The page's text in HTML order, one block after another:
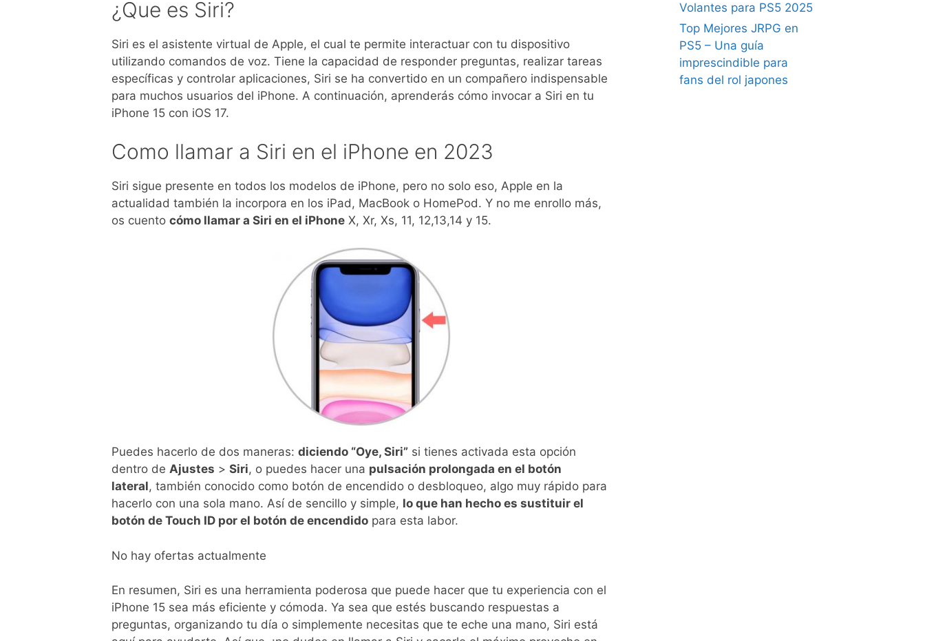
¿Que es Siri?
Siri es el asistente virtual de Apple, el cual te permite interactuar con tu dispositivo
utilizando comandos de voz. Tiene la capacidad de responder preguntas, realizar tareas
específicas y controlar aplicaciones, Siri se ha convertido en un compañero indispensable
para muchos usuarios del iPhone. A continuación, aprenderás cómo invocar a Siri en tu
iPhone 15 con iOS 17.
Como llamar a Siri en el iPhone en 2023
Siri sigue presente en todos los modelos de iPhone, pero no solo eso, Apple en la
actualidad también la incorpora en los iPad, MacBook o HomePod. Y no me enrollo más,
os cuento cómo llamar a Siri en el iPhone X, Xr, Xs, 11, 12,13,14 y 15.
Puedes hacerlo de dos maneras: diciendo “Oye, Siri” si tienes activada esta opción
dentro de Ajustes > Siri, o puedes hacer una pulsación prolongada en el botón
lateral, también conocido como botón de encendido o desbloqueo, algo muy rápido para
hacerlo con una sola mano. Así de sencillo y simple, lo que han hecho es sustituir el
botón de Touch ID por el botón de encendido para esta labor.
No hay ofertas actualmente
En resumen, Siri es una herramienta poderosa que puede hacer que tu experiencia con el
iPhone 15 sea más eficiente y cómoda. Ya sea que estés buscando respuestas a
preguntas, organizando tu día o simplemente necesitas que te eche una mano, Siri está
Volantes para PS5 2025
Top Mejores JRPG en
PS5 – Una guía
imprescindible para
fans del rol japones